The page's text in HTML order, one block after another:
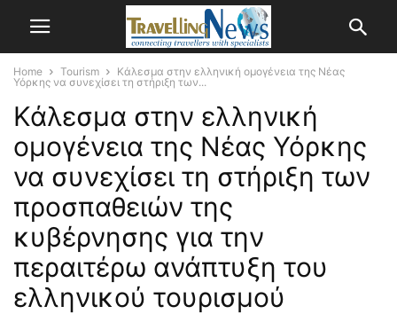
Home Tourism
Κάλεσμα στην ελληνική ομογένεια της Νέας
Υόρκης να συνεχίσει τη στήριξη των...
Κάλεσμα στην ελληνική
ομογένεια της Νέας Υόρκης
να συνεχίσει τη στήριξη των
προσπαθειών της
κυβέρνησης για την
περαιτέρω ανάπτυξη του
ελληνικού τουρισμού